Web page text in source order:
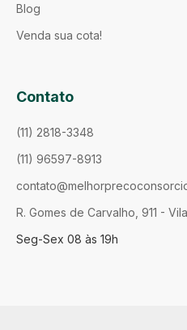
Blog
Venda sua cota!
Contato
(11) 2818-3348
(11) 96597-8913
R. Gomes de Carvalho, 911 -
Seg-Sex 08 às 19h